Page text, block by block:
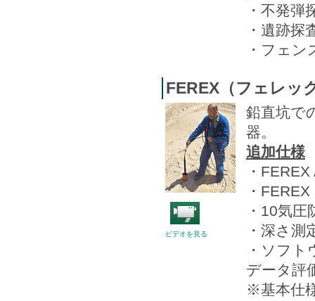
・不発弾
・遺跡探
・フェ
FEREX（フェレッ
ビデオを見る
鉛直坑で
器。
追加仕様
・
・
・10気
・深さ測
・ソフ
データ評
※基本仕